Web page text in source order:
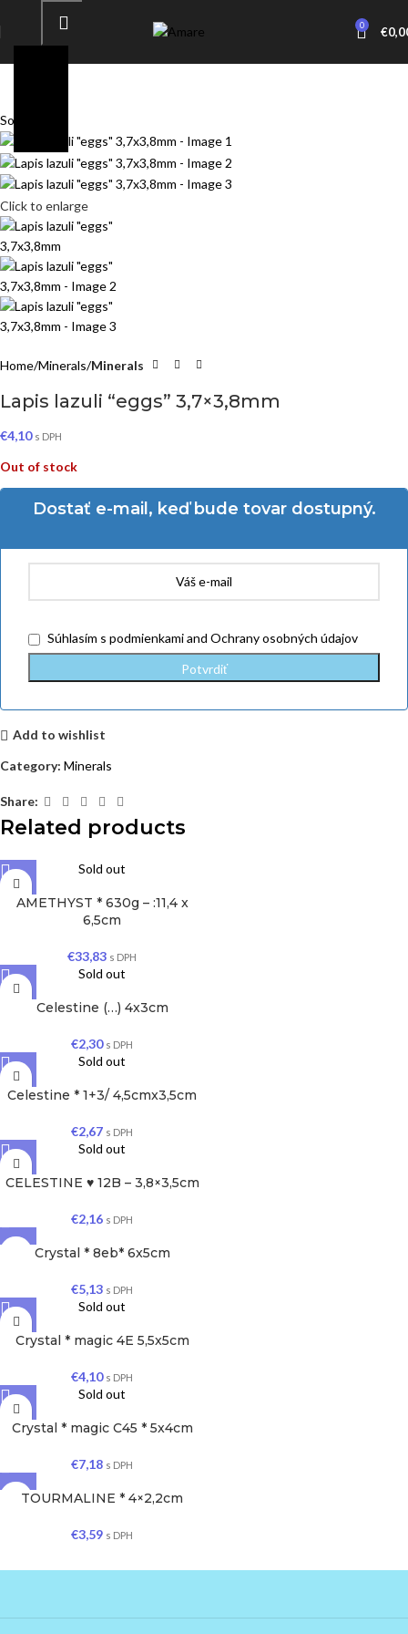
0 €
Sold out
Click to enlarge
Home Minerals Minerals
Lapis lazuli “eggs” 3,7×3,8mm
€4,10 s DPH
Out of stock
Dostať e-mail, keď bude tovar dostupný.
Súhlasím s podmienkamiand Ochrany osobných údajov
Add to wishlist
Category: Minerals
Share:
Related products
Sold out
AMETHYST * 630g – :11,4 x
6,5cm
€33,83 s DPH
Sold out
Celestine (…) 4x3cm
€2,30 s DPH
Sold out
Celestine * 1+3/ 4,5cmx3,5cm
€2,67 s DPH
Sold out
CELESTINE ♥ 12B – 3,8×3,5cm
€2,16 s DPH
Crystal * 8eb* 6x5cm
€5,13 s DPH
Sold out
Crystal * magic 4E 5,5x5cm
€4,10 s DPH
Sold out
Crystal * magic C45 * 5x4cm
€7,18 s DPH
TOURMALINE * 4×2,2cm
€3,59 s DPH